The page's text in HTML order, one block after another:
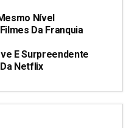
Nível
Da Franquia
E Surpreendente
Netflix